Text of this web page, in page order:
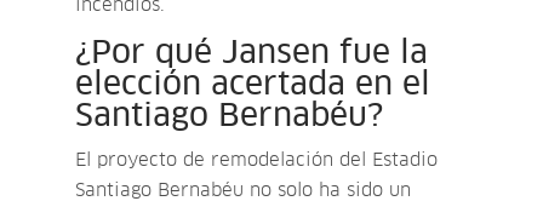
incendios.
¿Por qué Jansen fue la
elección acertada en el
Santiago Bernabéu?
El proyecto de remodelación del Estadio
Santiago Bernabéu no solo ha sido un